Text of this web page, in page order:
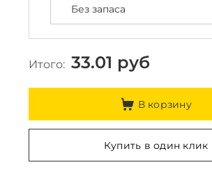
Итого: 33.01 руб
В корзину
Купить в один клик